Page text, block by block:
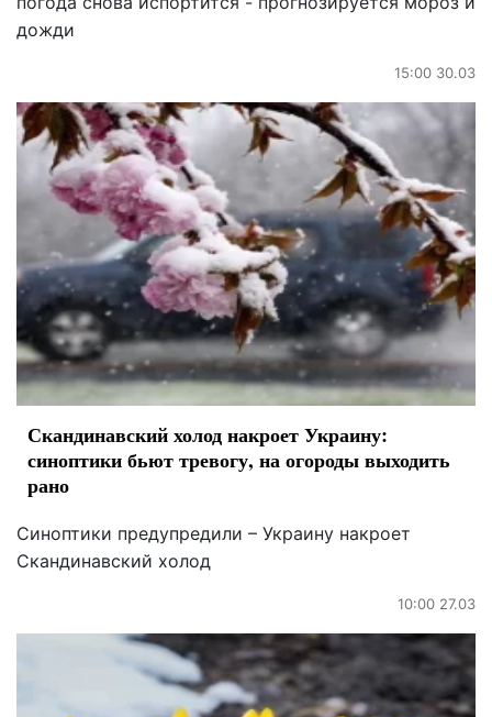
дожди
15:00 30.03
Скандинавский холод накроет Украину:
синоптики бьют тревогу, на огороды выходить
рано
Синоптики предупредили – Украину накроет
Скандинавский холод
10:00 27.03